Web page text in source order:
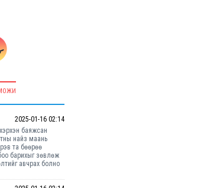
2025-01-16 02:14
баяжсан
найз маань
та бөөрөө
барихыг зөвлөж
авчрах болно